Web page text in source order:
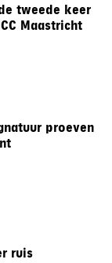
tweede keer
Maastricht
proeven
ruis